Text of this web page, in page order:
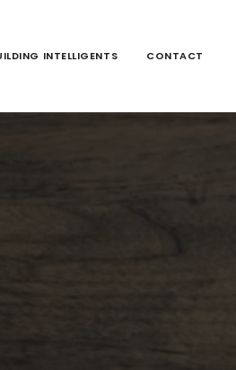
INTELLIGENTS CONTACT